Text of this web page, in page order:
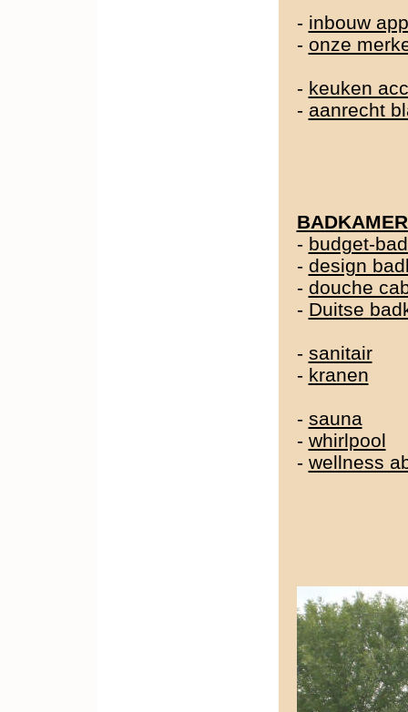
- inbouw
- onze
- keuken
- aanrecht
- budget-
- design
- douche
- Duitse
- sanitair
- kranen
- sauna
- whirlpool
- wellness